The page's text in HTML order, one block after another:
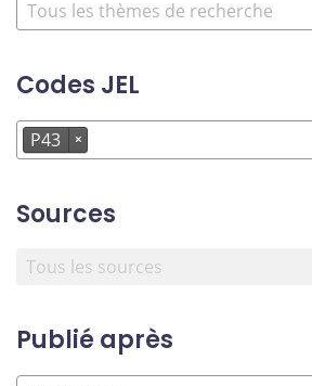
Codes JEL
P43 ×
Sources
Publié après